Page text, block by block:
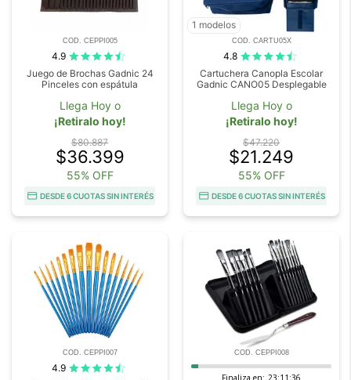
COD. CEPPI005
4.9
Juego de Brochas Gadnic 24
Pinceles con espátula
Llega Hoy o
¡Retiralo hoy!
$80.887
$36.399
55% OFF
DESDE 6 CUOTAS SIN INTERÉS
1 modelos
COD. CARTU05X
4.8
Cartuchera Canopla Escolar
Gadnic CANO05 Desplegable
Llega Hoy o
¡Retiralo hoy!
$47.220
$21.249
55% OFF
DESDE 6 CUOTAS SIN INTERÉS
COD. CEPPI007
4.9
COD. CEPPI008